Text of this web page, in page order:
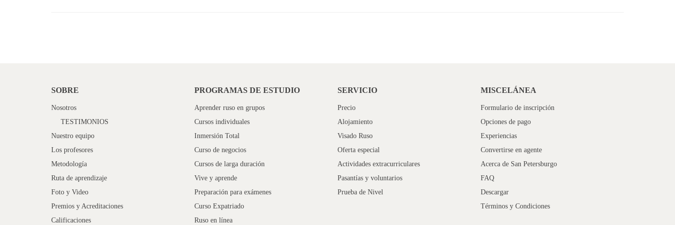
SOBRE
Nosotros
TESTIMONIOS
Nuestro equipo
Los profesores
Metodología
Ruta de aprendizaje
Foto y Video
Premios y Acreditaciones
Calificaciones
PROGRAMAS DE ESTUDIO
Aprender ruso en grupos
Cursos individuales
Inmersión Total
Curso de negocios
Cursos de larga duración
Vive y aprende
Preparación para exámenes
Curso Expatriado
Ruso en línea
SERVICIO
Precio
Alojamiento
Visado Ruso
Oferta especial
Actividades extracurriculares
Pasantías y voluntarios
Prueba de Nivel
MISCELÁNEA
Formulario de inscripción
Opciones de pago
Experiencias
Convertirse en agente
Acerca de San Petersburgo
FAQ
Descargar
Términos y Condiciones